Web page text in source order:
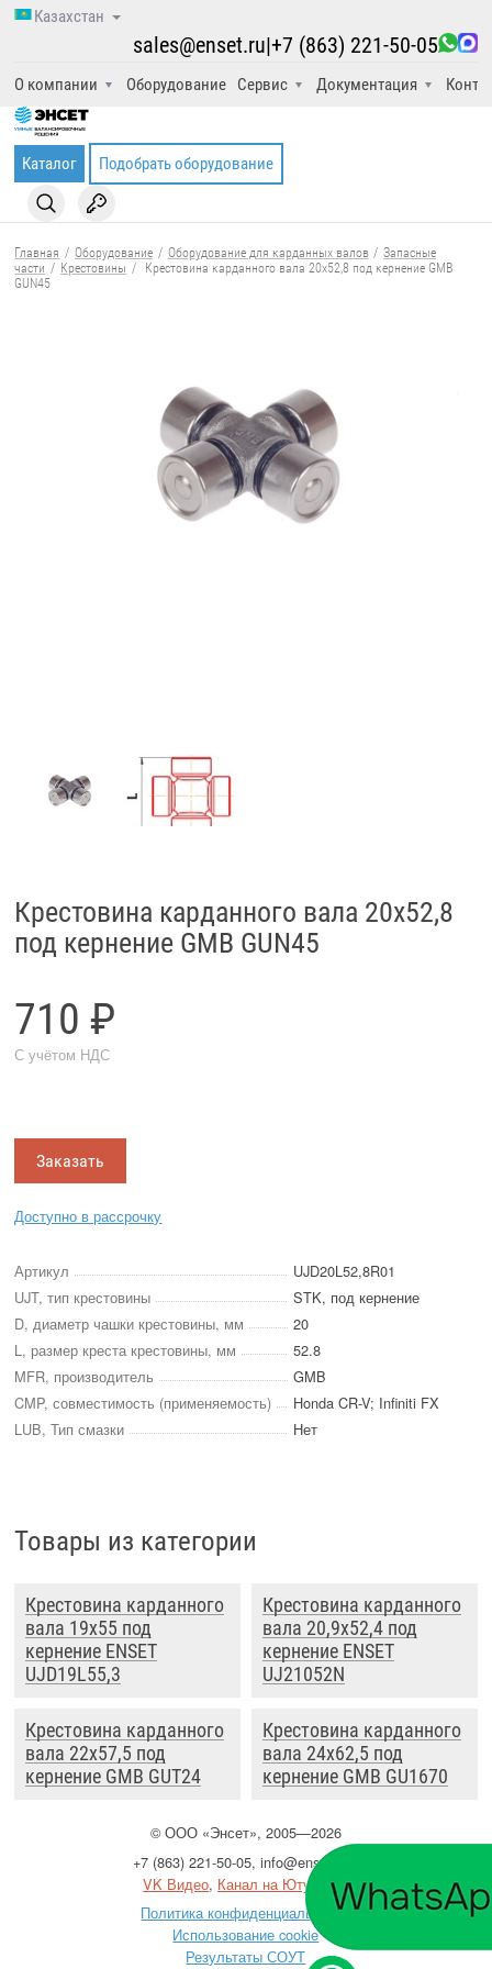
Казахстан
О компании Оборудование Сервис Документация
sales@enset.ru|+7 (863) 221-50-05
Каталог Подобрать оборудование
Главная / Оборудование / Оборудование для карданных валов / Запасные
части / Крестовины /
Крестовина карданного вала 20x52,8 под кернение GMB
GUN45
Крестовина карданного вала 20x52,8
под кернение GMB GUN45
710 ₽
С учётом НДС
Заказать
Доступно в рассрочку
Артикул
UJD20L52,8R01
UJT, тип крестовины
STK, под кернение
D, диаметр чашки крестовины, мм
20
L, размер креста крестовины, мм
52.8
MFR, производитель
GMB
CMP, совместимость (применяемость)
Honda CR-V; Infiniti FX
LUB, Тип смазки
Нет
Товары из категории
Крестовина карданного
вала 19x55 под
кернение ENSET
UJD19L55,3
Крестовина карданного
вала 20,9x52,4 под
кернение ENSET
UJ21052N
Крестовина карданного
вала 22x57,5 под
кернение GMB GUT24
Крестовина карданного
вала 24x62,5 под
кернение GMB GU1670
©ООО«Энсет», 2005—2026
+7 (863) 221-50-05, info@enset.ru
VK Видео, Канал на Ютубе
Политика конфиденциальности
Использование cookie
Результаты СОУТ